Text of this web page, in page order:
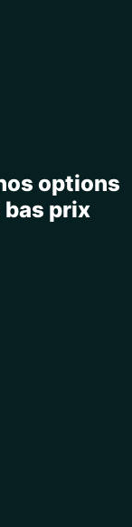
options
bas prix